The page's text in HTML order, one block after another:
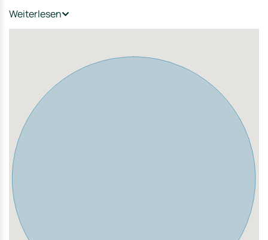
Familien profitieren von einer guten Infrastruktur mit
hohen Wohn- und Freizeitwert.
Der Bahnhof Ober-Roden mit Anbindung an das Rhein-
Main-Gebiet ist schnell erreichbar. Zudem bestehen gute
Verkehrsanbindungen über die B45 sowie die
Autobahnen A3 und A661, wodurch Frankfurt, Offenbach,
Darmstadt und der Frankfurter Flughafen bequem
erreichbar sind.
Weiterlesen